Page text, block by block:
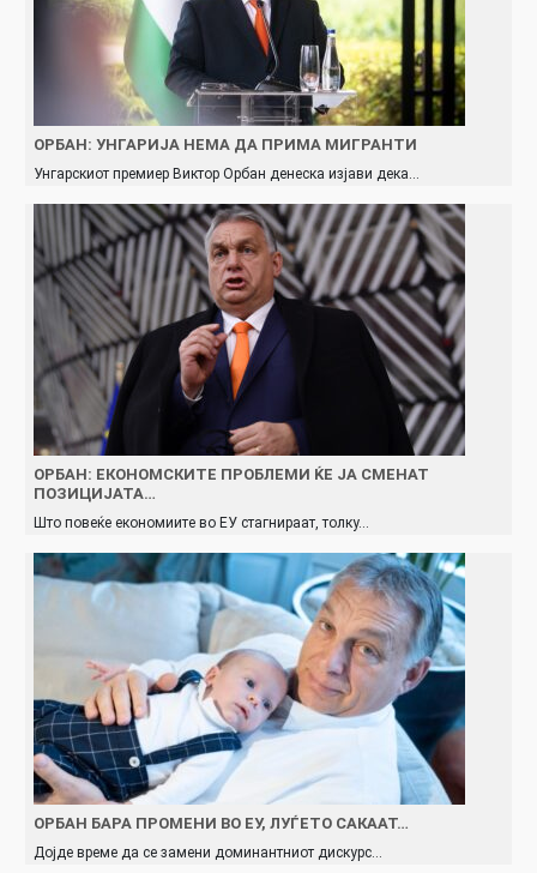
OРБАН: УНГАРИЈА НЕМА ДА ПРИМА МИГРАНТИ
Унгарскиот премиер Виктор Орбан денеска изјави дека…
ОРБАН: ЕКОНОМСКИТЕ ПРОБЛЕМИ ЌЕ ЈА СМЕНАТ
ПОЗИЦИЈАТА…
Што повеќе економиите во ЕУ стагнираат, толку…
ОРБАН БАРА ПРОМЕНИ ВО ЕУ, ЛУЃЕТО САКААТ…
Дојде време да се замени доминантниот дискурс…